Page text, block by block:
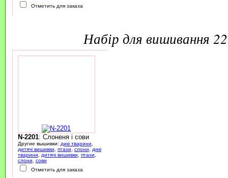
Отметить для заказа
набір для вишивання
N-2201: Слоненя і сови
Другие вышивки: дикі тварини
дитячі вишивки
птахи слони
дикі
тварини
дитячі вишивки птахи
слони
сови
Отметить для заказа